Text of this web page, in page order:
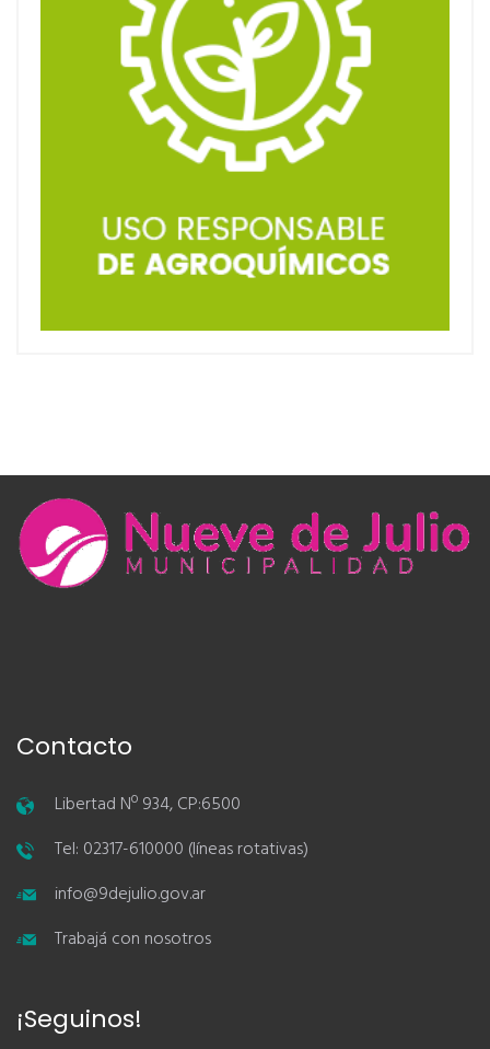
Contacto
Libertad Nº 934, CP:6500
Tel: 02317-610000 (líneas rotativas)
info@9dejulio.gov.ar
Trabajá con nosotros
¡Seguinos!